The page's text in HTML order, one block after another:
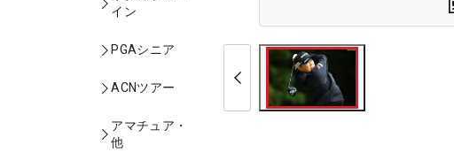
イン
PGAシニア
ACNツアー
アマチュア・
他